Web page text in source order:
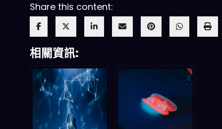
Share this content:
相關資訊: